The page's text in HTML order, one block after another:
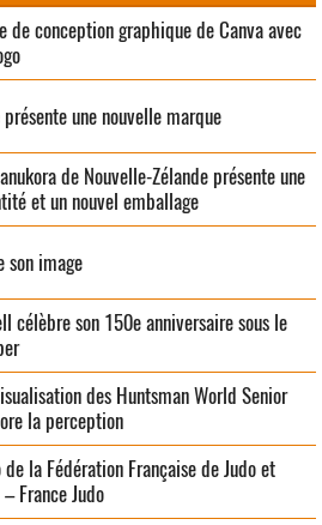
de conception graphique de Canva avec
une nouvelle marque
de Nouvelle-Zélande présente une
et un nouvel emballage
son image
célèbre son 150e anniversaire sous le
des Huntsman World Senior
la perception
de la Fédération Française de Judo et
France Judo